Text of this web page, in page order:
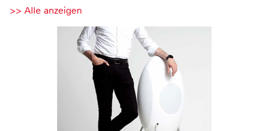
>> Alle anzeigen